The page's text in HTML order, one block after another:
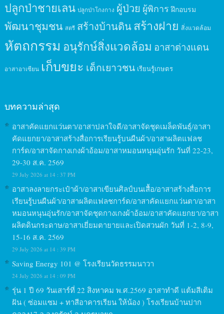
ปลูกป่าชายเลน ปลูกป่าโกงกาง ผู้ป่วย ผู้พิการ ฝึกอบรม
พัฒนาชุมชน สตรี สร้างบ้านดินสร้างฝาย สิ่งแวดล้อม
หัตถกรรม อนุรักษ์สิ่งแวดล้อม อาสาต่างแดน
อาสาอาเซียน เก็บขยะ เด็กเยาวชน เรียนรู้เกษตร
บทความล่าสุด
อาสาคัดแยกแว่นตา/อาสาปลาใจดี/อาสาจัดชุดเมล็ดพันธุ์/อาสา
คัดแยกยา/อาสาสร้างสื่อการเรียนรู้บนผืนผ้า/อาสาผลิตแฟลช
การ์ด/อาสาจัดกางเกงผ้าอ้อม/อาสาหมอนหนุนอุ่นรัก วันที่ 22-23,
29-30 ส.ค. 2569
29 July 2026 at 14 : 37 PM
อาสาลงลายกระเป๋าผ้า/อาสาเขียนศิลป์บนเสื้อ/อาสาสร้างสื่อการ
เรียนรู้บนผืนผ้า/อาสาผลิตแฟลชการ์ด/อาสาคัดแยกแว่นตา/อาสา
หมอนหนุนอุ่นรัก/อาสาจัดชุดกางเกงผ้าอ้อม/อาสาคัดแยกยา/อาสา
ผลิตดินกระดาษ/อาสาเยี่ยมตายายและเปิดสวนผัก วันที่ 1-2, 8-9,
15-16 ส.ค. 2569
29 July 2026 at 14 : 39 PM
Saving Energy 101 @ โรงเรียนวัดธรรมนาวา
24 July 2026 at 14 : 09 PM
รุ่น 1 ปี 69 วันเสาร์ที่ 22 สิงหาคม พ.ศ.2569 อาสาทำดี แต้มสีเติม
ฝัน ( ซ่อมแซม + ทาสีอาคารเรียน ให้น้อง ) โรงเรียนบ้านปาก